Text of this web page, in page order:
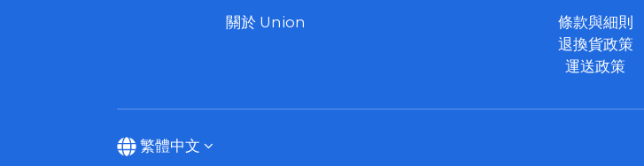
關於 Union
條款與細則
退換貨政策
運送政策
繁體中文